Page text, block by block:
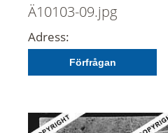
Ä10103-09.jpg
Adress:
Förfrågan